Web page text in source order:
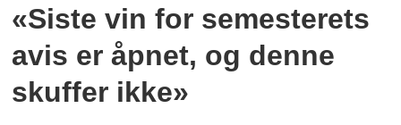
«Siste vin for semesterets
avis er åpnet, og denne
skuffer ikke»